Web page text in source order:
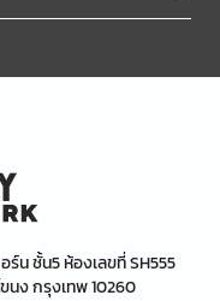
ร์น ชั้น5 ห้องเลขที่ SH555
นง กรุงเทพ 10260